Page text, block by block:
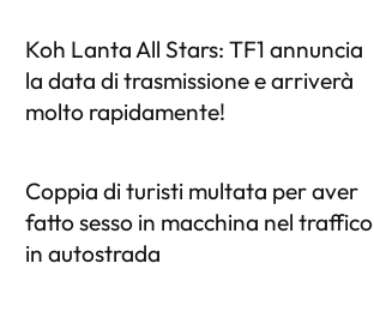
Koh Lanta All Stars: TF1 annuncia
la data di trasmissione e arriverà
molto rapidamente!
Coppia di turisti multata per aver
fatto sesso in macchina nel traffico
in autostrada